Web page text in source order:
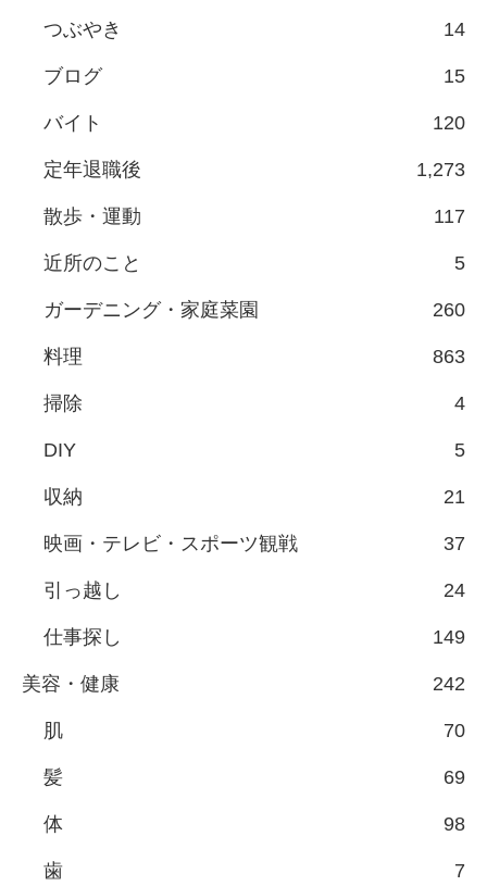
つぶやき 14
ブログ 15
バイト 120
定年退職後 1,273
散歩・運動 117
近所のこと 5
ガーデニング・家庭菜園 260
料理 863
掃除 4
DIY 5
収納 21
映画・テレビ・スポーツ観戦 37
引っ越し 24
仕事探し 149
美容・健康 242
肌 70
髪 69
体 98
歯 7